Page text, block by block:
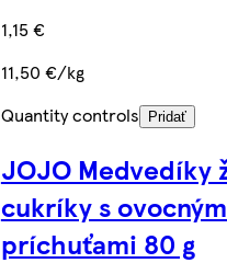
1,15 €
11,50 €/kg
Quantity controls
Pridať
JOJO Medvedíky
cukríky s
príchuťami 80 g